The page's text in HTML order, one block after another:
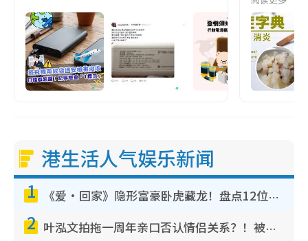
港生活人气娱乐新闻
1 《爱·回家》隐形富豪卧虎藏龙！盘点12位财气逼人的有钱艺人：这位美女3亿身家不愁做
2 叶泓文拍拖一周年亲口否认情侣关系？！被质疑感情造假竟称GM“普通同事”